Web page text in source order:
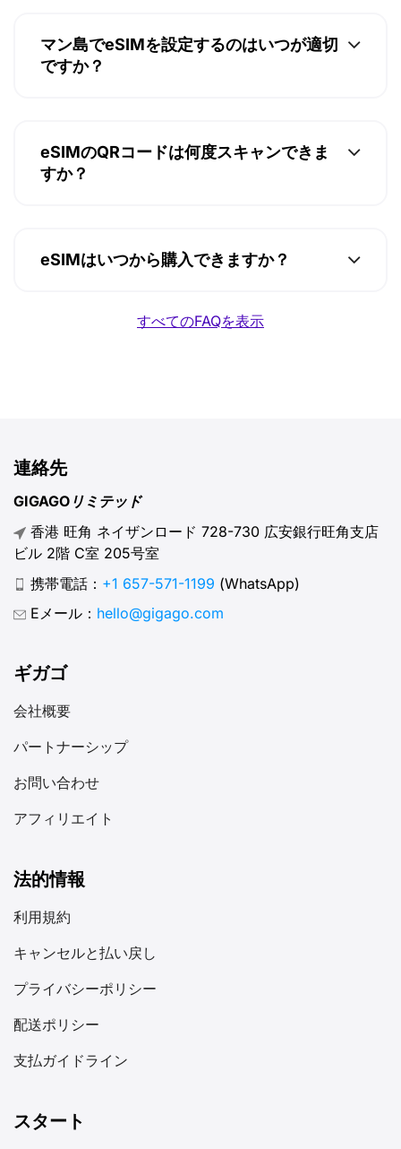
マン島でeSIMを設定するのはいつが適切
ですか？
eSIMのQRコードは何度スキャンできま
すか？
eSIMはいつから購入できますか？
すべてのFAQを表示
連絡先
GIGAGOリミテッド
香港 旺角 ネイザンロード 728-730 広安銀行旺角支店
ビル 2階 C室 205号室
携帯電話： +1 657-571-1199 (WhatsApp)
Eメール： hello@gigago.com
ギガゴ
会社概要
パートナーシップ
お問い合わせ
アフィリエイト
法的情報
利用規約
キャンセルと払い戻し
プライバシーポリシー
配送ポリシー
支払ガイドライン
スタート